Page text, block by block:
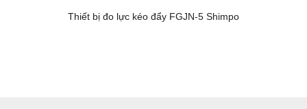
Thiết bị đo lực kéo đẩy FGJN-5 Shimpo